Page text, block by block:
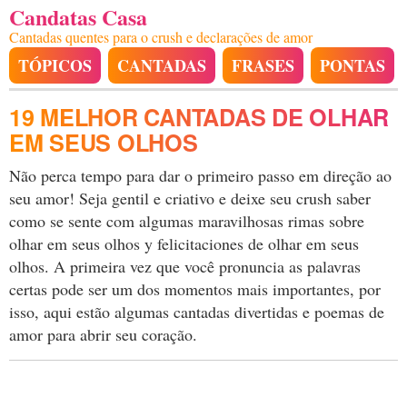
Candatas Casa
Cantadas quentes para o crush e declarações de amor
TÓPICOS CANTADAS FRASES PONTAS
19 MELHOR CANTADAS DE OLHAR
EM SEUS OLHOS
Não perca tempo para dar o primeiro passo em direção ao
seu amor! Seja gentil e criativo e deixe seu crush saber
como se sente com algumas maravilhosas rimas sobre
olhar em seus olhos y felicitaciones de olhar em seus
olhos. A primeira vez que você pronuncia as palavras
certas pode ser um dos momentos mais importantes, por
isso, aqui estão algumas cantadas divertidas e poemas de
amor para abrir seu coração.